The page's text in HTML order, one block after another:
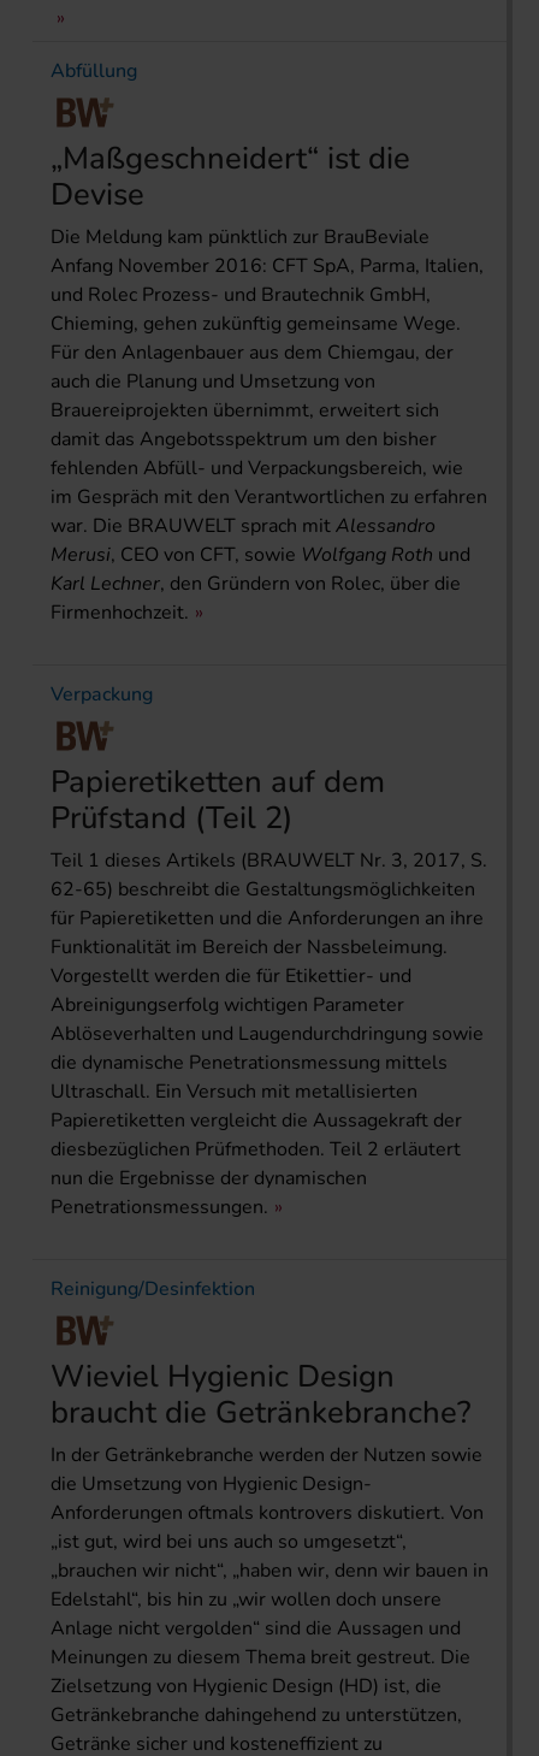
Abfüllung
„Maßgeschneidert“ ist die
Devise
Die Meldung kam pünktlich zur BrauBeviale
Anfang November 2016: CFT SpA, Parma, Italien,
und Rolec Prozess- und Brautechnik GmbH,
Chieming, gehen zukünftig gemeinsame Wege.
Für den Anlagenbauer aus dem Chiemgau, der
auch die Planung und Umsetzung von
Brauereiprojekten übernimmt, erweitert sich
damit das Angebotsspektrum um den bisher
fehlenden Abfüll- und Verpackungsbereich, wie
im Gespräch mit den Verantwortlichen zu erfahren
war. Die BRAUWELT sprach mitAlessandro
Merusi, CEO von CFT, sowie Wolfgang Roth und
Karl Lechner, den Gründern von Rolec, über die
Firmenhochzeit.
Verpackung
Papieretiketten auf dem
Prüfstand (Teil 2)
Teil 1 dieses Artikels (BRAUWELT Nr. 3, 2017, S.
62-65) beschreibt die Gestaltungsmöglichkeiten
für Papieretiketten und die Anforderungen an ihre
Funktionalität im Bereich der Nassbeleimung.
Vorgestellt werden die für Etikettier- und
Abreinigungserfolg wichtigen Parameter
Ablöseverhalten und Laugendurchdringung sowie
die dynamische Penetrationsmessung mittels
Ultraschall. Ein Versuch mit metallisierten
Papieretiketten vergleicht die Aussagekraft der
diesbezüglichen Prüfmethoden. Teil 2 erläutert
nun die Ergebnisse der dynamischen
Penetrations­messungen.
Reinigung/Desinfektion
Wieviel Hygienic Design
braucht die Getränkebranche?
In der Getränkebranche werden der Nutzen sowie
die Umsetzung von Hygienic Design-
Anforderungen oftmals kontrovers diskutiert. Von
„ist gut, wird bei uns auch so umgesetzt“,
„brauchen wir nicht“, „haben wir, denn wir bauen in
Edelstahl“, bis hin zu „wir wollen doch unsere
Anlage nicht vergolden“ sind die Aussagen und
Meinungen zu diesem Thema breit gestreut. Die
Zielsetzung von Hygienic Design (HD) ist, die
Getränkebranche dahingehend zu unterstützen,
Getränke sicher und kosteneffizient zu